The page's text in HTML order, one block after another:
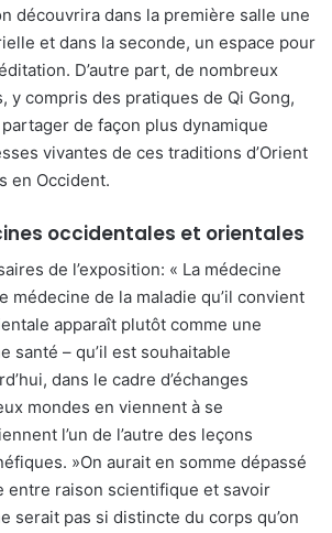
découvrira dans la première salle une
et dans la seconde, un espace pour
D’autre part, de nombreux
y compris des pratiques de Qi Gong,
de façon plus dynamique
vivantes de ces traditions d’Orient
en Occident.
occidentales et orientales
de l’exposition: « La médecine
médecine de la maladie qu’il convient
apparaît plutôt comme une
santé – qu’il est souhaitable
dans le cadre d’échanges
mondes en viennent à se
l’un de l’autre des leçons
»On aurait en somme dépassé
entre raison scientifique et savoir
serait pas si distincte du corps qu’on